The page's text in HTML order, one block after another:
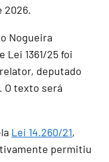
2026.
Nogueira
Lei 1361/25 foi
deputado
O texto será
Lei 14.260/21,
permitiu